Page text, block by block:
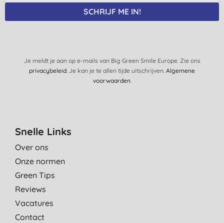
SCHRIJF ME IN!
Je meldt je aan op e-mails van Big Green Smile Europe. Zie ons
privacybeleid. Je kan je te allen tijde uitschrijven. Algemene
voorwaarden.
Snelle Links
Over ons
Onze normen
Green Tips
Reviews
Vacatures
Contact